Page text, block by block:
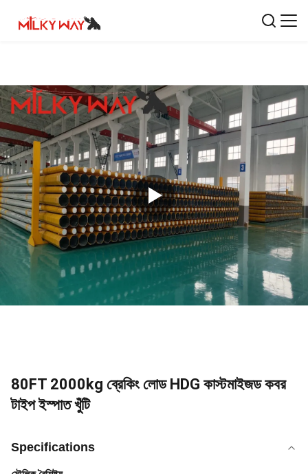
80FT 2000kg ব্রেকিং লোড HDG কাস্টমাইজড কবর
টাইপ ইস্পাত খুঁটি
Specifications